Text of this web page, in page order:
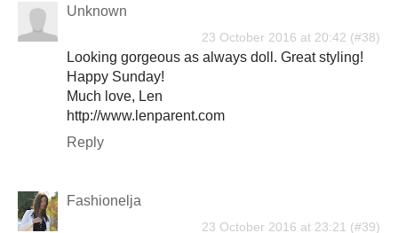
Unknown
23 October 2016 at 20:42
Looking gorgeous as always doll. Great styling!
Happy Sunday!
Much love, Len
http://www.lenparent.com
Reply
Fashionelja
23 October 2016 at 23:21